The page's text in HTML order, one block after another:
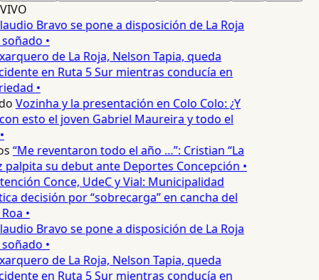
VIVO
Bravo se pone a disposición de La Roja
•
de La Roja, Nelson Tapia, queda
en Ruta 5 Sur mientras conducía en
•
Vozinha y la presentación en Colo Colo: ¿Y
esto el joven Gabriel Maureira y todo el
“Me reventaron todo el año …”: Cristian “La
su debut ante Deportes Concepción •
Conce, UdeC y Vial: Municipalidad
decisión por “sobrecarga” en cancha del
•
Bravo se pone a disposición de La Roja
•
de La Roja, Nelson Tapia, queda
en Ruta 5 Sur mientras conducía en